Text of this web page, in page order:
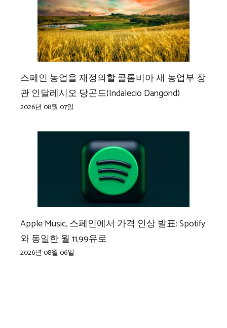
스페인 농업을 재정의할 콜롬비아 새 농업부 장
관 인달레시오 당곤드(Indalecio Dangond)
2026년 08월 07일
Apple Music, 스페인에서 가격 인상 발표: Spotify
와 동일한 월 11.99유로
2026년 08월 06일